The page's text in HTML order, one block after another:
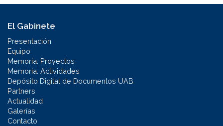
El Gabinete
Presentación
Equipo
Memoria: Proyectos
Memoria: Actividades
Depósito Digital de Documentos UAB
Partners
Actualidad
Galerías
Contacto